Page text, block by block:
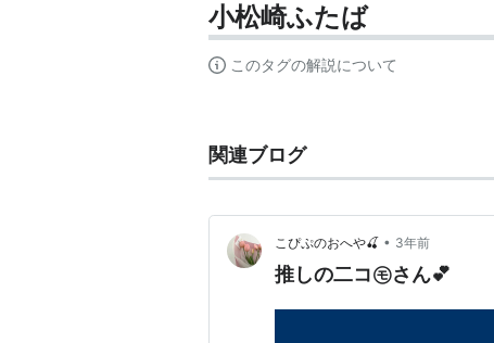
小松崎ふたば
このタグの解説について
関連ブログ
こぴぷのおへや🍒 • 3年前
推しの二コ㋲さん💕